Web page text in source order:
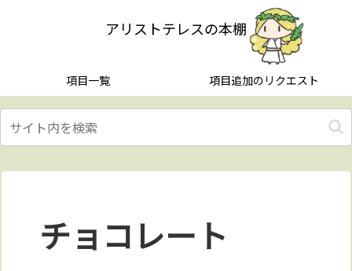
アリストテレスの本棚
項目一覧 項目追加のリクエスト
チョコレート